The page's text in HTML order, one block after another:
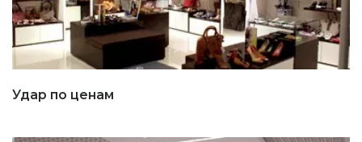
Удар по ценам